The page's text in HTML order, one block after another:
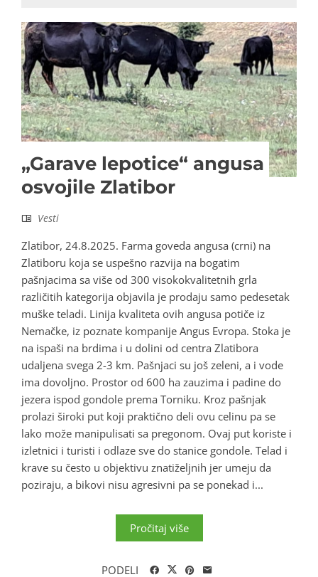
„Garave lepotice“ angusa
osvojile Zlatibor
Vesti
Zlatibor, 24.8.2025. Farma goveda angusa (crni) na
Zlatiboru koja se uspešno razvija na bogatim
pašnjacima sa više od 300 visokokvalitetnih grla
različitih kategorija objavila je prodaju samo pedesetak
muške teladi. Linija kvaliteta ovih angusa potiče iz
Nemačke, iz poznate kompanije Angus Evropa. Stoka je
na ispaši na brdima i u dolini od centra Zlatibora
udaljena svega 2-3 km. Pašnjaci su još zeleni, a i vode
ima dovoljno. Prostor od 600 ha zauzima i padine do
jezera ispod gondole prema Torniku. Kroz pašnjak
prolazi široki put koji praktično deli ovu celinu pa se
lako može manipulisati sa pregonom. Ovaj put koriste i
izletnici i turisti i odlaze sve do stanice gondole. Telad i
krave su često u objektivu znatiželjnih jer umeju da
poziraju, a bikovi nisu agresivni pa se ponekad i...
Pročitaj više
PODELI